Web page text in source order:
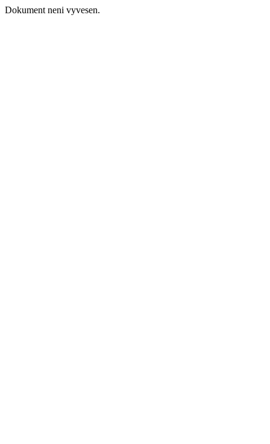
Dokument neni vyvesen.